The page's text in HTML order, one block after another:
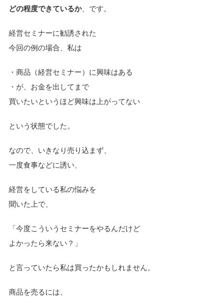
どの程度できているか、です。
経営セミナーに勧誘された
今回の例の場合、私は
・商品（経営セミナー）に興味はある
・が、お金を出してまで
買いたいというほど興味は上がってない
という状態でした。
なので、いきなり売り込まず、
一度食事などに誘い、
経営をしている私の悩みを
聞いた上で、
「今度こういうセミナーをやるんだけど
よかったら来ない？」
と言っていたら私は買ったかもしれません。
商品を売るには、